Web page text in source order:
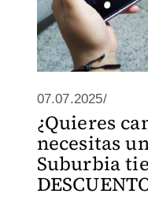
07.07.2025/
¿Quieres
necesitas
Suburbia